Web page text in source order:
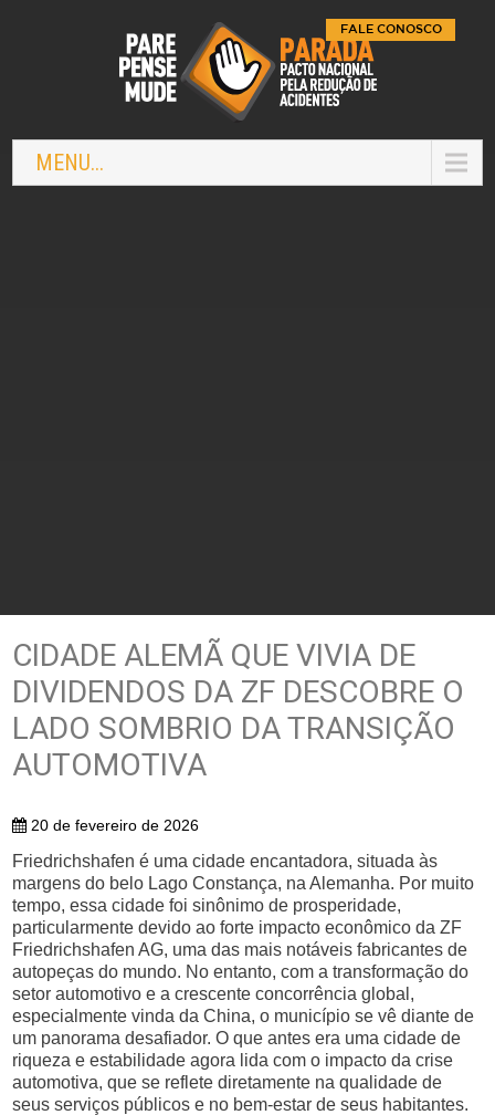
MENU...
FALE CONOSCO
CIDADE ALEMÃ QUE VIVIA DE
DIVIDENDOS DA ZF DESCOBRE O
LADO SOMBRIO DA TRANSIÇÃO
AUTOMOTIVA
20 de fevereiro de 2026
Friedrichshafen é uma cidade encantadora, situada às
margens do belo Lago Constança, na Alemanha. Por muito
tempo, essa cidade foi sinônimo de prosperidade,
particularmente devido ao forte impacto econômico da ZF
Friedrichshafen AG, uma das mais notáveis fabricantes de
autopeças do mundo. No entanto, com a transformação do
setor automotivo e a crescente concorrência global,
especialmente vinda da China, o município se vê diante de
um panorama desafiador. O que antes era uma cidade de
riqueza e estabilidade agora lida com o impacto da crise
automotiva, que se reflete diretamente na qualidade de
seus serviços públicos e no bem-estar de seus habitantes.